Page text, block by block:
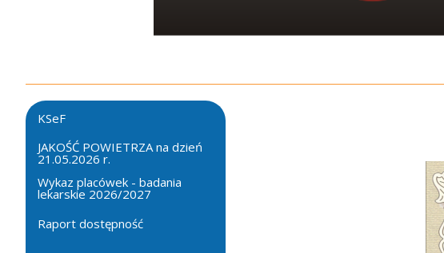
KSeF
JAKOŚĆ POWIETRZA na dzień
21.05.2026 r.
Wykaz placówek - badania
lekarskie 2026/2027
Raport dostępność